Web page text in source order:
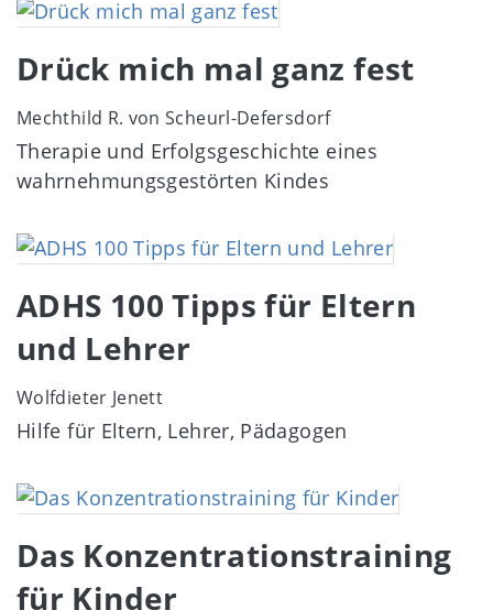
Image
Drück mich mal ganz fest
Mechthild R. von Scheurl-Defersdorf
Therapie und Erfolgsgeschichte eines
wahrnehmungsgestörten Kindes
Image
ADHS 100 Tipps für Eltern
und Lehrer
Wolfdieter Jenett
Hilfe für Eltern, Lehrer, Pädagogen
Image
Das Konzentrationstraining
für Kinder